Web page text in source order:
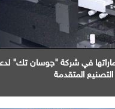
في شركة "جوسان تك"
المتقدمة